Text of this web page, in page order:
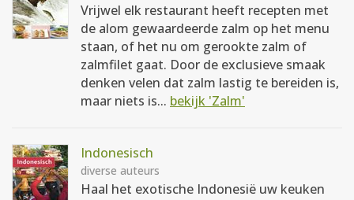
Vrijwel elk restaurant heeft recepten met
de alom gewaardeerde zalm op het menu
staan, of het nu om gerookte zalm of
zalmfilet gaat. Door de exclusieve smaak
denken velen dat zalm lastig te bereiden is,
maar niets is... bekijk 'Zalm'
Indonesisch
diverse auteurs
Haal het exotische Indonesië uw keuken